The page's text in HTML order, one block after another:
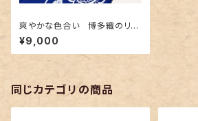
爽やかな色合い 博多織のリバ
ーシブル半幅帯
¥9,000
同じカテゴリの商品